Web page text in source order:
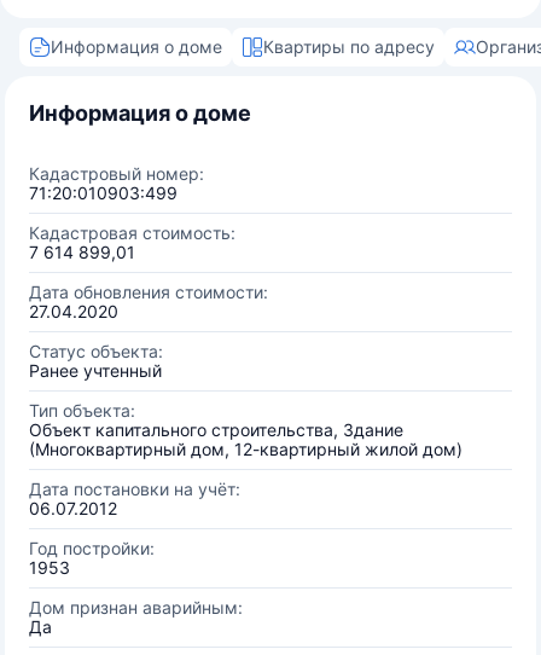
Информация о доме Квартиры по адресу
Информация о доме
Кадастровый номер:
71:20:010903:499
Кадастровая стоимость:
7 614 899,01
Дата обновления стоимости:
27.04.2020
Статус объекта:
Ранее учтенный
Тип объекта:
Объект капитального строительства, Здание
(Многоквартирный дом, 12-квартирный жилой дом)
Дата постановки на учёт:
06.07.2012
Год постройки:
1953
Дом признан аварийным:
Да